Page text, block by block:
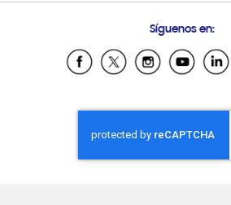
Samsung Ecuador
Samsung El
Samsung
Samsung Nicaragua
Samsung Panamá
Síguenos en: